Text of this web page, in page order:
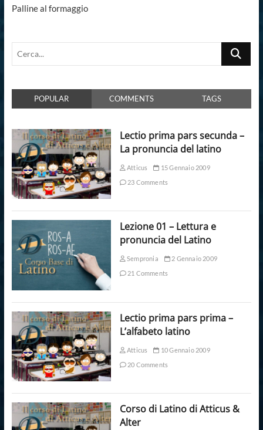
Palline al formaggio
Cerca...
POPULAR COMMENTS TAGS
Lectio prima pars secunda –
La pronuncia del latino
Atticus
15 Gennaio 2009
23 Comments
Lezione 01 – Lettura e
pronuncia del Latino
Sempronia
2 Gennaio 2009
21 Comments
Lectio prima pars prima –
L’alfabeto latino
Atticus
10 Gennaio 2009
20 Comments
Corso di Latino di Atticus &
Alter